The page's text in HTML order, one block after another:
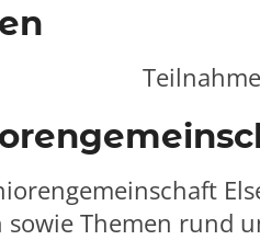
sowie Themen rund